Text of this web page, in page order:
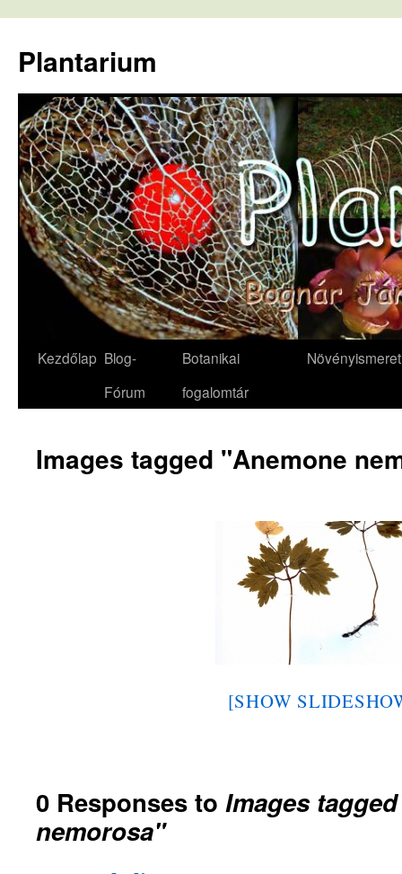
tartalomba
Plantarium
Kezdőlap Blog-
Fórum
Botanikai
fogalomtár
Növényismeret
Images tagged "Anemone
[SHOW
0 Responses to Images
nemorosa"